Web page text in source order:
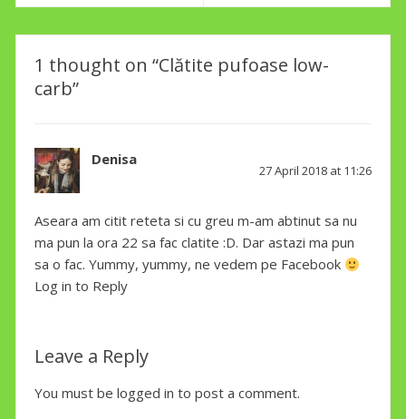
1 thought on “Clătite pufoase low-
carb”
Denisa
27 April 2018 at 11:26
Aseara am citit reteta si cu greu m-am abtinut sa nu
ma pun la ora 22 sa fac clatite :D. Dar astazi ma pun
sa o fac. Yummy, yummy, ne vedem pe Facebook
Log in to Reply
Leave a Reply
You must be logged in to post a comment.